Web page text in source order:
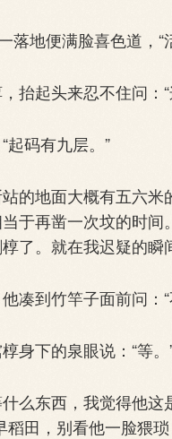
地便满脸喜色道，“
起头来忍不住问：“
码有九层。”
地面大概有五六米
于再凿一次坟的时
了。就在我迟疑的瞬
到竹竿子面前问：“
下的泉眼说：“等。
东西，我觉得他这
稻田，别看他一脸猥